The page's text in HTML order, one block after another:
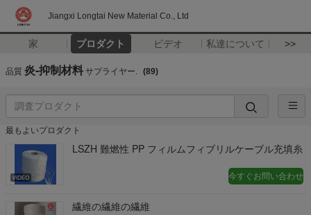
Jiangxi Longtai New Material Co., Ltd
家 プロダクト ビデオ 私達について >>
品質 炎-抑制材料 サプライヤー. (89)
最もよいプロダクト
LSZH 難燃性 PP フィルムフィブリルケーブル充填糸
今すぐお問い合わせ
繊維の繊維の繊維